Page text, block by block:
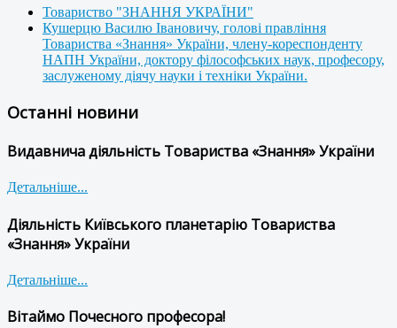
Товариство "ЗНАННЯ УКРАЇНИ"
Кушерцю Василю Івановичу, голові правління
Товариства «Знання» України, члену-кореспонденту
НАПН України, доктору філософських наук, професору,
заслуженому діячу науки і техніки України.
Останні новини
Видавнича діяльність Товариства «Знання» України
Детальніше...
Діяльність Київського планетарію Товариства
«Знання» України
Детальніше...
Вітаймо Почесного професора!